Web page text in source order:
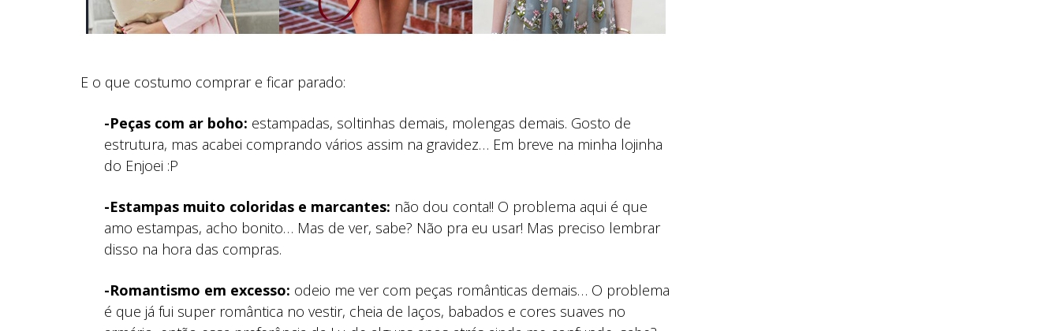
E o que costumo comprar e ficar parado:
-Peças com ar boho: estampadas, soltinhas demais, molengas demais. Gosto de
estrutura, mas acabei comprando vários assim na gravidez… Em breve na minha lojinha
do Enjoei :P
-Estampas muito coloridas e marcantes: não dou conta!! O problema aqui é que
amo estampas, acho bonito… Mas de ver, sabe? Não pra eu usar! Mas preciso lembrar
disso na hora das compras.
-Romantismo em excesso: odeio me ver com peças românticas demais… O problema
é que já fui super romântica no vestir, cheia de laços, babados e cores suaves no